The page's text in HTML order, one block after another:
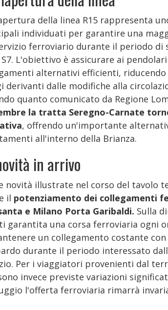
della linea R15 rappresenta
individuati per garantire una
ferroviario durante il periodo di
L'obiettivo è assicurare ai
alternativi efficienti,
derivanti dalle modifiche alla
quanto comunicato da Regione
la tratta Seregno-Carnate
, offrendo un'importante
all'interno della Brianza.
in arrivo
novità illustrate nel corso del tavolo
il potenziamento dei collegamenti
e Milano Porta Garibaldi. Sulla
garantita una corsa ferroviaria ogni
un collegamento costante
durante il periodo interessato
Per i viaggiatori provenienti dal
invece previste variazioni
l'offerta ferroviaria rimarrà